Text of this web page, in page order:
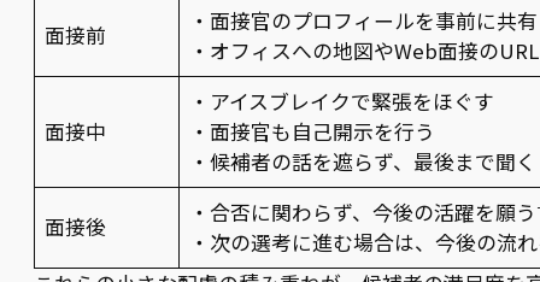
面接前
・面接官のプロフィールを事前に共有
・オフィスへの地図やWeb面接の
面接中
・アイスブレイクで緊張をほぐす
・面接官も自己開示を行う
・候補者の話を遮らず、最後まで聞く
面接後
・合否に関わらず、今後の活躍を願
・次の選考に進む場合は、今後の流